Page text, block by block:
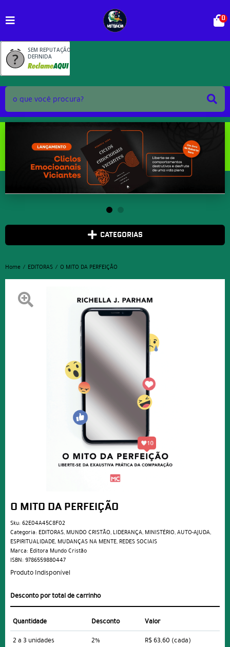
SEM REPUTAÇÃO
DEFINIDA
0
CATEGORIAS
Home EDITORAS O MITO DA PERFEIÇÃO
O MITO DA PERFEIÇÃO
Sku: 62E04A45C8F02
Categoria: EDITORAS, MUNDO CRISTÃO, LIDERANÇA, MINISTÉRIO,AUTO-AJUDA,
ESPIRITUALIDADE, MUDANÇAS NA MENTE, REDES SOCIAIS
Marca: Editora Mundo Cristão
ISBN: 9786559880447
Produto Indisponível
Desconto por total de carrinho
Quantidade Desconto
Valor
2 a 3 unidades
2% R$ 63,60 (cada)